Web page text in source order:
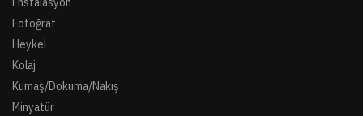
Fotoğraf
Heykel
Kolaj
Kumaş/Dokuma/Nakış
Minyatür